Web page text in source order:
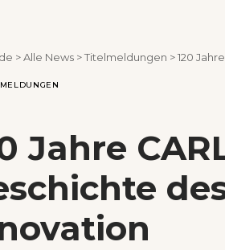
>Alle News >Titelmeldungen >120
Jahre